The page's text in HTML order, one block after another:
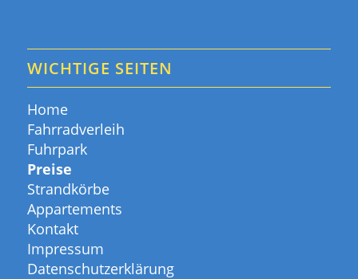
WICHTIGE SEITEN
Home
Fahrradverleih
Fuhrpark
Preise
Strandkörbe
Appartements
Kontakt
Impressum
Datenschutzerklärung